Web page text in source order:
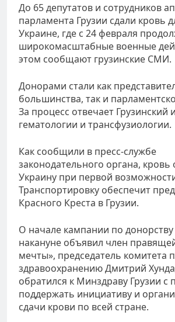
До 65 депутатов и сотрудников
парламента Грузии сдали кровь
Украине, где с 24 февраля
широкомасштабные военные
этом сообщают грузинские СМИ.
Донорами стали как
большинства, так и
За процесс отвечает Грузинский
гематологии и трансфузиологии.
Как сообщили в пресс-службе
законодательного органа, кровь
Украину при первой
Транспортировку обеспечит
Красного Креста в Грузии.
О начале кампании по
накануне объявил член
мечты», председатель комитета
здравоохранению Дмитрий
обратился к Минздраву Грузии с
поддержать инициативу и
сдачи крови по всей стране.